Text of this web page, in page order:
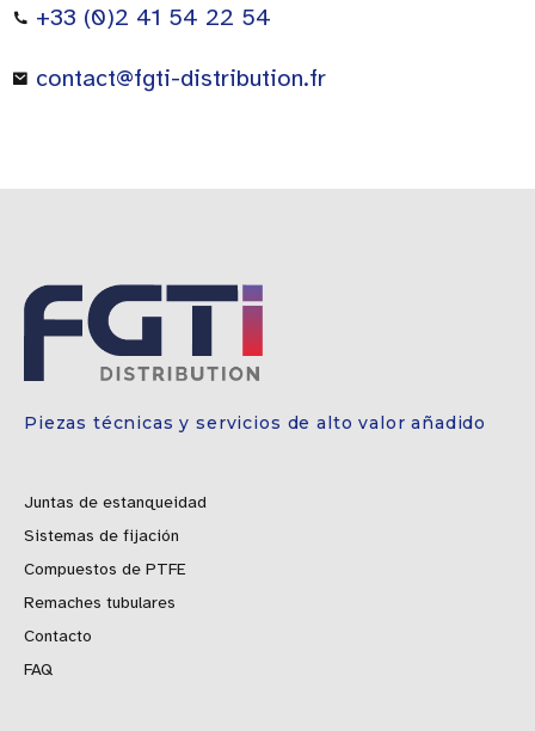
+33 (0)2 41 54 22 54
contact@fgti-distribution.fr
Piezas técnicas y servicios de alto valor añadido
Juntas de estanqueidad
Sistemas de fijación
Compuestos de PTFE
Remaches tubulares
Contacto
FAQ